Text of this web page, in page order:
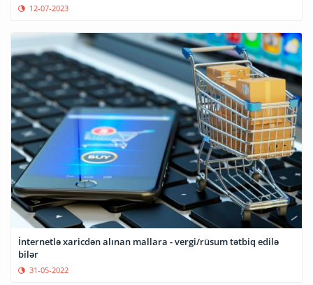
12-07-2023
İnternetlə xaricdən alınan mallara - vergi/rüsum tətbiq edilə
bilər
31-05-2022